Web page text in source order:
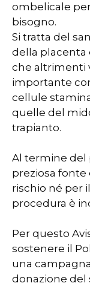
ombelicale
bisogno.
Si tratta del
della placenta
che altrimenti
importante
cellule
quelle del
trapianto.
Al termine del
preziosa fonte
rischio né per
procedura è
Per questo
sostenere il
una
donazione del